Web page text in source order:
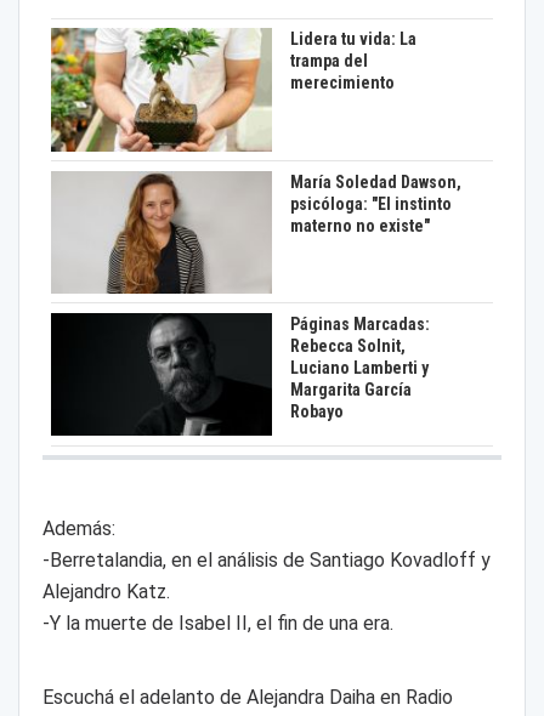
Lidera tu vida: La
trampa del
merecimiento
María Soledad Dawson,
psicóloga: "El instinto
materno no existe"
Páginas Marcadas:
Rebecca Solnit,
Luciano Lamberti y
Margarita García
Robayo
Además:
-Berretalandia, en el análisis de Santiago Kovadloff y
Alejandro Katz.
-Y la muerte de Isabel II, el fin de una era.
Escuchá el adelanto de Alejandra Daiha en Radio